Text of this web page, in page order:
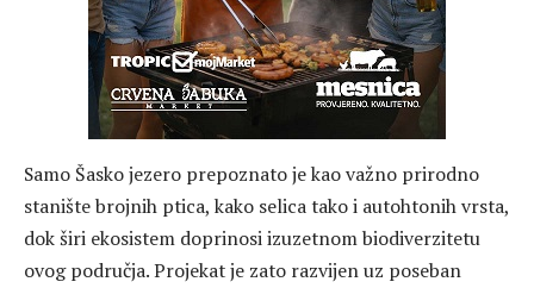
Samo Šasko jezero prepoznato je kao važno prirodno
stanište brojnih ptica, kako selica tako i autohtonih vrsta,
dok širi ekosistem doprinosi izuzetnom biodiverzitetu
ovog područja. Projekat je zato razvijen uz poseban